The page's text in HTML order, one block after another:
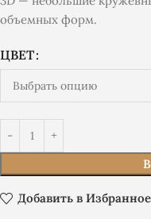
объемных форм.
ЦВЕТ
Добавить в Избранное